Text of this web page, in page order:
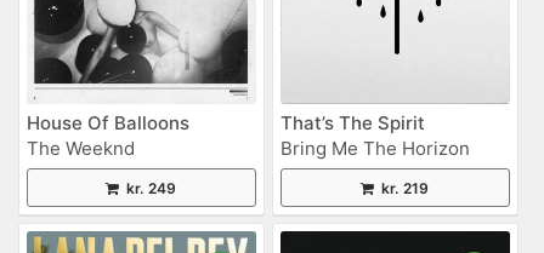
House Of Balloons
The Weeknd
kr. 249
That’s The Spirit
Bring Me The Horizon
kr. 219